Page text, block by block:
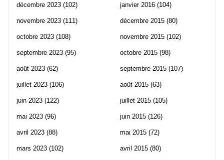
décembre 2023 (102)
novembre 2023 (111)
octobre 2023 (108)
septembre 2023 (95)
août 2023 (62)
juillet 2023 (106)
juin 2023 (122)
mai 2023 (96)
avril 2023 (88)
mars 2023 (102)
janvier 2016 (104)
décembre 2015 (80)
novembre 2015 (102)
octobre 2015 (98)
septembre 2015 (107)
août 2015 (63)
juillet 2015 (105)
juin 2015 (126)
mai 2015 (72)
avril 2015 (80)